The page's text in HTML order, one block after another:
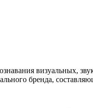
визуальных,
бренда,